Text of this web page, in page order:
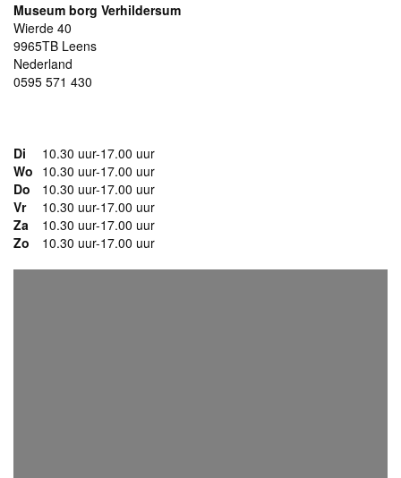
Museum borg Verhildersum
Wierde 40
9965TB Leens
Nederland
0595 571 430
Di
10.30 uur-17.00 uur
Wo 10.30 uur-17.00 uur
Do
10.30 uur-17.00 uur
Vr
10.30 uur-17.00 uur
Za
10.30 uur-17.00 uur
Zo
10.30 uur-17.00 uur